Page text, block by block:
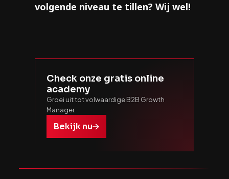
volgende niveau te tillen? Wij wel!
Check onze gratis online
academy
Groei uit tot volwaardige B2B Growth
Manager.
Bekijk nu